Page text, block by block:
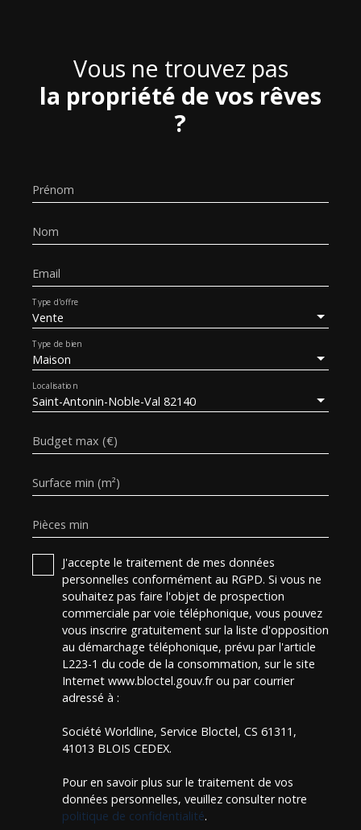
Vous ne trouvez pas
la propriété de vos rêves
?
Prénom
Nom
Email
Vente
Type d'offre
Maison
Type de bien
Saint-Antonin-Noble-Val 82140
Localisation
Budget max (€)
Surface min (m²)
Pièces min
J'accepte le traitement de mes données
personnelles conformément au RGPD. Si vous ne
souhaitez pas faire l'objet de prospection
commerciale par voie téléphonique, vous pouvez
vous inscrire gratuitement sur la liste d'opposition
au démarchage téléphonique, prévu par l'article
L223-1 du code de la consommation, sur le site
Internet www.bloctel.gouv.fr ou par courrier
adressé à :
Société Worldline, Service Bloctel, CS 61311,
41013 BLOIS CEDEX.
Pour en savoir plus sur le traitement de vos
données personnelles, veuillez consulter notre
politique de confidentialité.